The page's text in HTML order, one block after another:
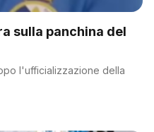
sulla panchina del
l'ufficializzazione della